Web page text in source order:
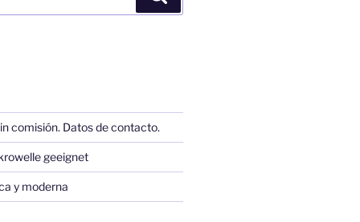
comisión. Datos de contacto.
geeignet
y moderna